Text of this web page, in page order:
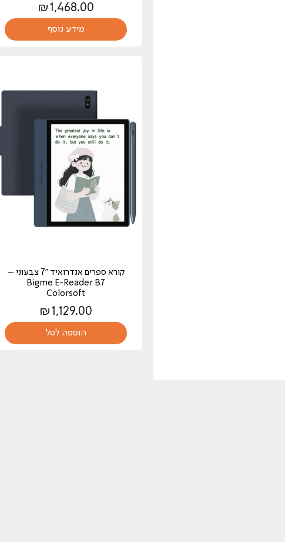
₪ 1,468.00
מידע נוסף
קורא ספרים אנדרואיד "7 צבעוני –
Bigme E-Reader B7
Colorsoft
₪ 1,129.00
הוספה לסל